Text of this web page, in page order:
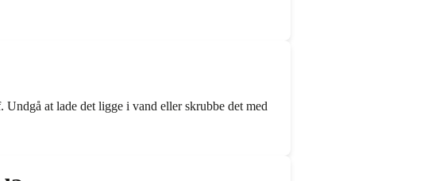
at lade det ligge i vand eller skrubbe det med